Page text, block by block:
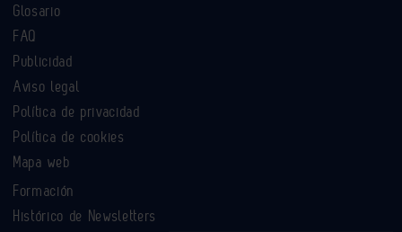
Glosario
FAQ
Publicidad
Aviso legal
Política de privacidad
Política de cookies
Mapa web
Formación
Histórico de Newsletters